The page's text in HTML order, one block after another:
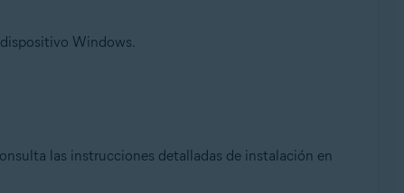
Windows.
las instrucciones detalladas de instalación en